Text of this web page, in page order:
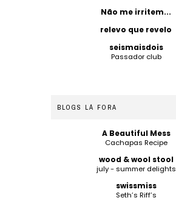
Não me irritem...
relevo que revelo
seismaisdois
Passador club
BLOGS LÁ FORA
A Beautiful Mess
Cachapas Recipe
wood & wool stool
july - summer delights
swissmiss
Seth’s Riff’s